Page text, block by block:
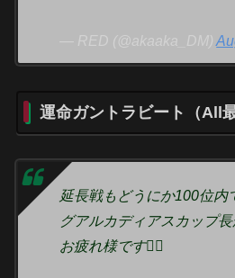
— RED (@akaaka_DM)
運命ガントラビート（All
延長戦もどうにか100位内
グアルカディアスカップ
お疲れ様です🙇‍♂️